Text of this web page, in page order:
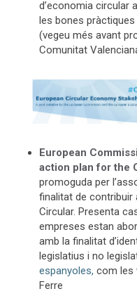
d’economia circular
les bones
(vegeu més avant
Comunitat
European
action plan for the
promoguda per
finalitat de contribuir
Circular. Presenta
empreses estan
amb la finalitat
legislatius i no
espanyoles, com les
Ferre